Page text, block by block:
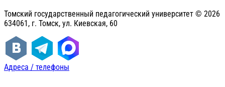
Томский государственный педагогический университет © 2026
634061, г. Томск, ул. Киевская, 60
Адреса / телефоны